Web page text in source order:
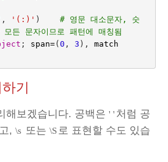
, '(:)' )
# 영문 대소문자, 숫
든 문자이므로 패턴에 매칭됨
; span=(0 , 3 ),
match
기
해보겠습니다. 공백은 ' ' 처럼 공
, \s 또는 \S로 표현할 수도 있습